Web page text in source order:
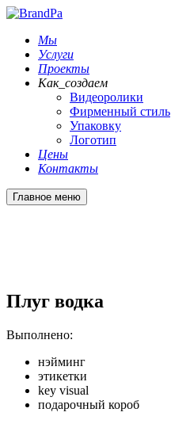
Мы
Услуги
Проекты
Как_создаем
Видеоролики
Фирменный стиль
Упаковку
Логотип
Цены
Контакты
Главное меню
Плуг водка
Выполнено:
нэйминг
этикетки
key visual
подарочный короб